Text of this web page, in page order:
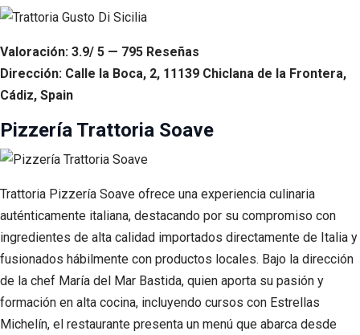
Valoración: 3.9/ 5 — 795 Reseñas
Dirección: Calle la Boca, 2, 11139 Chiclana de la Frontera,
Cádiz, Spain
Pizzería Trattoria Soave
Trattoria Pizzería Soave ofrece una experiencia culinaria
auténticamente italiana, destacando por su compromiso con
ingredientes de alta calidad importados directamente de Italia y
fusionados hábilmente con productos locales. Bajo la dirección
de la chef María del Mar Bastida, quien aporta su pasión y
formación en alta cocina, incluyendo cursos con Estrellas
Michelín, el restaurante presenta un menú que abarca desde